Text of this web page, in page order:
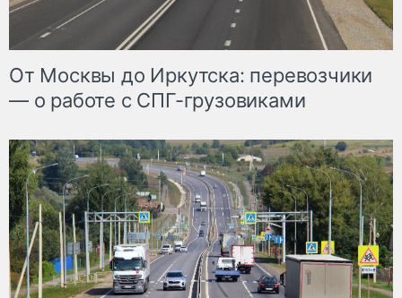
От Москвы до Иркутска: перевозчики
— о работе с СПГ-грузовиками